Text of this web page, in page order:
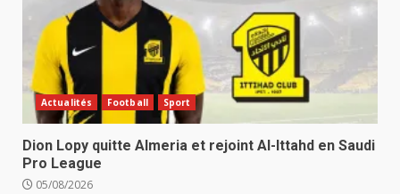
Actualités Football Sport
Dion Lopy quitte Almeria et rejoint Al-Ittahd en Saudi
Pro League
05/08/2026